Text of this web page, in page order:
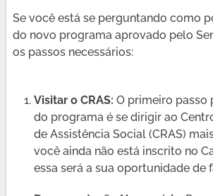
Se você está se perguntando como
do novo programa aprovado pelo
os passos necessários:
Visitar o CRAS: O primeiro passo
do programa é se dirigir ao
de Assistência Social (CRAS)
você ainda não está inscrito no
essa será a sua oportunidade de